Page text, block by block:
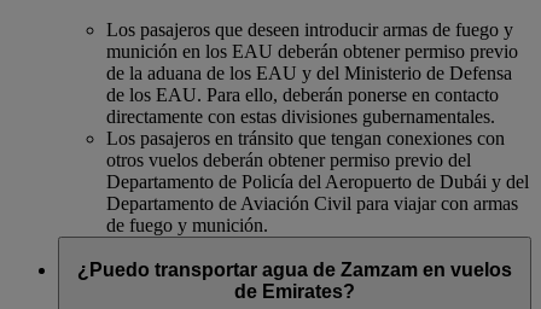
Los pasajeros que deseen introducir armas de fuego y
munición en los EAU deberán obtener permiso previo
de la aduana de los EAU y del Ministerio de Defensa
de los EAU. Para ello, deberán ponerse en contacto
directamente con estas divisiones gubernamentales.
Los pasajeros en tránsito que tengan conexiones con
otros vuelos deberán obtener permiso previo del
Departamento de Policía del Aeropuerto de Dubái y del
Departamento de Aviación Civil para viajar con armas
de fuego y munición.
¿Puedo transportar agua de Zamzam en vuelos
de Emirates?